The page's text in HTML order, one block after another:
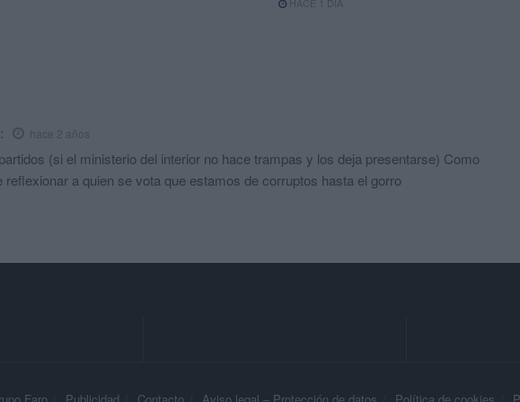
HACE 1 DÍA
hace 2 años
(si el ministerio del interior no hace trampas y los deja presentarse) Como
reflexionar a quien se vota que estamos de corruptos hasta el gorro